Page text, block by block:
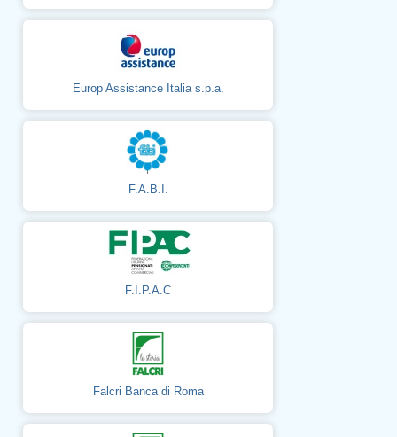
Europ Assistance Italia s.p.a.
F.A.B.I.
F.I.P.A.C
Falcri Banca di Roma